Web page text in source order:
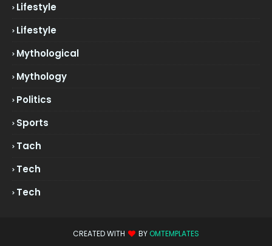
Lifestyle
Lifestyle
Mythological
Mythology
Politics
Sports
Tach
Tech
Tech
CREATED WITH BY OMTEMPLATES